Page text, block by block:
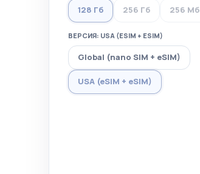
128 Гб 256 Гб 256 Мб
ВЕРСИЯ: USA (ESIM + ESIM)
Global (nano SIM + eSIM)
USA (eSIM + eSIM)